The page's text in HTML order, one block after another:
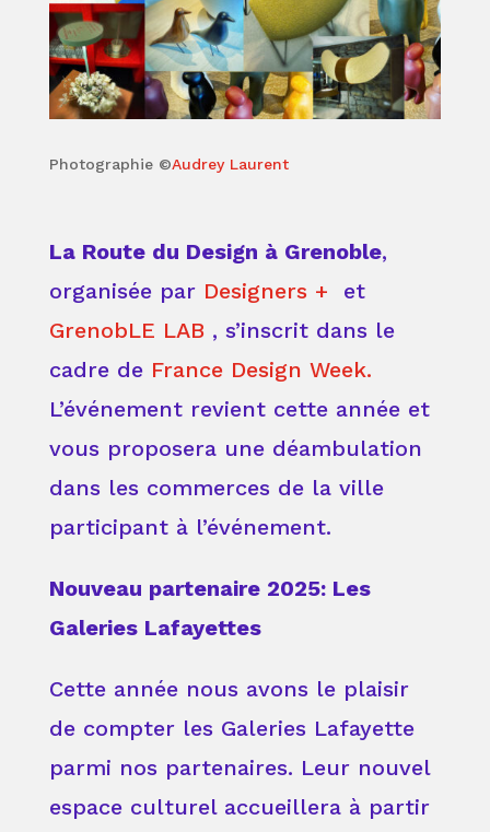
Photographie ©Audrey Laurent
La Route du Design à Grenoble,
organisée par Designers + et
GrenobLE LAB , s’inscrit dans le
cadre de France Design Week.
L’événement revient cette année et
vous proposera une déambulation
dans les commerces de la ville
participant à l’événement.
Nouveau partenaire 2025: Les
Galeries Lafayettes
Cette année nous avons le plaisir
de compter les Galeries Lafayette
parmi nos partenaires. Leur nouvel
espace culturel accueillera à partir